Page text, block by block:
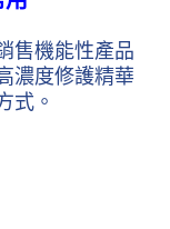
售機能性產品
濃度修護精華
式。